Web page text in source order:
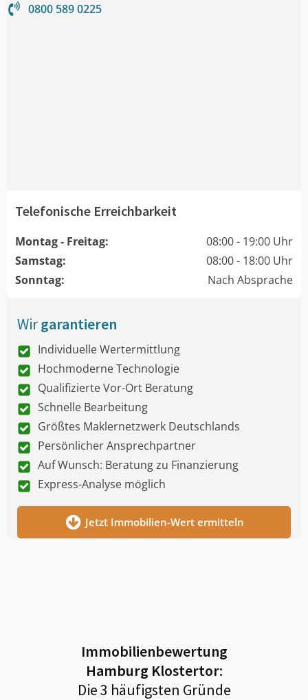
0800 589 0225
Telefonische Erreichbarkeit
Montag - Freitag:
08:00 - 19:00 Uhr
Samstag:
08:00 - 18:00 Uhr
Sonntag:
Nach Absprache
Wirgarantieren
Individuelle Wertermittlung
Hochmoderne Technologie
Qualifizierte Vor-Ort Beratung
Schnelle Bearbeitung
Größtes Maklernetzwerk Deutschlands
Persönlicher Ansprechpartner
Auf Wunsch: Beratung zu Finanzierung
Express-Analyse möglich
Jetzt Immobilien-Wert ermitteln
Immobilienbewertung
Hamburg Klostertor:
Die 3 häufigsten Gründe